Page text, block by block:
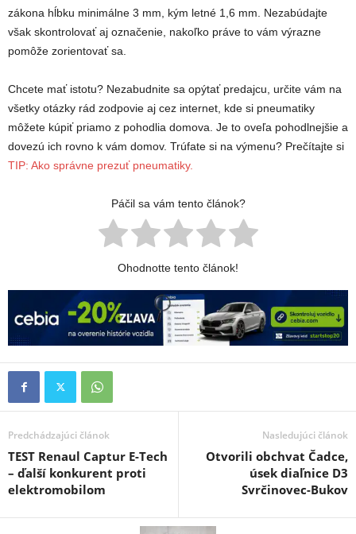
zákona hĺbku minimálne 3 mm, kým letné 1,6 mm. Nezabúdajte
však skontrolovať aj označenie, nakoľko práve to vám výrazne
pomôže zorientovať sa.
Chcete mať istotu? Nezabudnite sa opýtať predajcu, určite vám na
všetky otázky rád zodpovie aj cez internet, kde si pneumatiky
môžete kúpiť priamo z pohodlia domova. Je to oveľa pohodlnejšie a
dovezú ich rovno k vám domov. Trúfate si na výmenu? Prečítajte si
TIP: Ako správne prezuť pneumatiky.
Páčil sa vám tento článok?
Ohodnotte tento článok!
Predchádzajúci článok
TEST Renaul Captur E-Tech
– ďalší konkurent proti
elektromobilom
Nasledujúci článok
Otvorili obchvat Čadce,
úsek diaľnice D3
Svrčinovec-Bukov